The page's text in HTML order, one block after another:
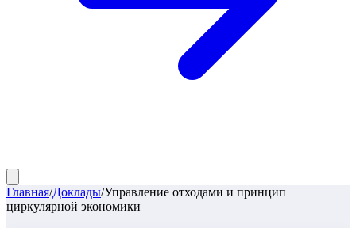
Главная/Доклады/Управление отходами и принцип
циркулярной экономики